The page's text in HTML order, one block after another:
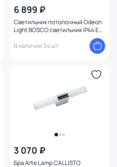
6 899 ₽
Светильник потолочный Odeon
Light BOSCO светильник IP44 E27
В наличии 34 шт.
3 070 ₽
Бра Arte Lamp CALLISTO